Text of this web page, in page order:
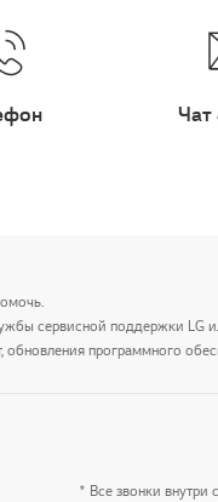
Чат
сервисной поддержки
программного
* Все звонки внутри